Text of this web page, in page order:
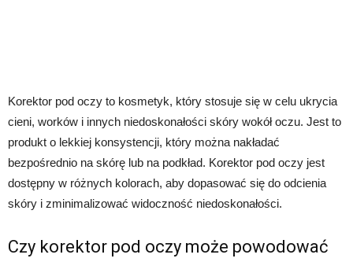
Korektor pod oczy to kosmetyk, który stosuje się w celu ukrycia
cieni, worków i innych niedoskonałości skóry wokół oczu. Jest to
produkt o lekkiej konsystencji, który można nakładać
bezpośrednio na skórę lub na podkład. Korektor pod oczy jest
dostępny w różnych kolorach, aby dopasować się do odcienia
skóry i zminimalizować widoczność niedoskonałości.
Czy korektor pod oczy może powodować